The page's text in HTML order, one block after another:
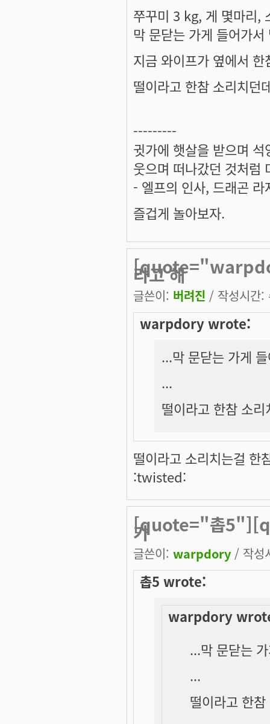
쭈꾸미 3 kg, 게 몇마리,
막 문닫는 가게 들어가
지금 와이프가 옆에서
떨이라고 한참 소리치던
---------
귓가에 햇살을 받으며
웃으며 떠나갔던 것처럼
- 엘프의 인사, 드래곤 라
즐겁게 놀아보자.
라고 해
글쓴이: 버려진 / 작성시간
warpdory wrote:
...막 문닫는 가게
...
떨이라고 한참 소
떨이라고 소리치는걸 한
:twisted:
[quote="촙
가
글쓴이: warpdory / 작성
촙5 wrote:
warpdory
...막 문닫는
...
떨이라고 한